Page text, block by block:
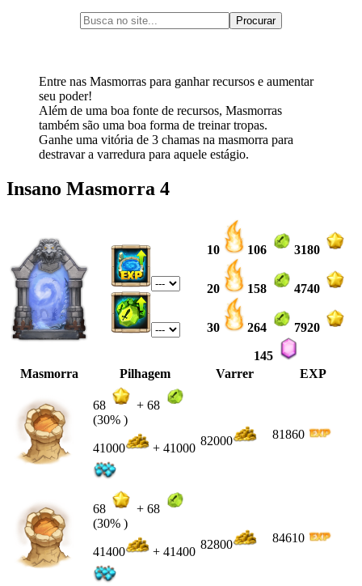
Entre nas Masmorras para ganhar recursos e aumentar
seu poder!
Além de uma boa fonte de recursos, Masmorras
também são uma boa forma de treinar tropas.
Ganhe uma vitória de 3 chamas na masmorra para
destravar a varredura para aquele estágio.
Insano Masmorra 4
10 106 3180
20 158 4740
30 264 7920
145
Masmorra
Pilhagem Varrer EXP
68 + 68
(30% )
41000 + 41000
82000 81860
68 + 68
(30% )
41400 + 41400
82800 84610